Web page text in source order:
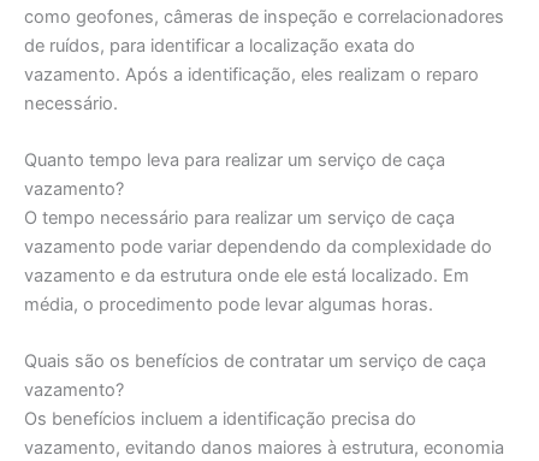
como geofones, câmeras de inspeção e correlacionadores
de ruídos, para identificar a localização exata do
vazamento. Após a identificação, eles realizam o reparo
necessário.
Quanto tempo leva para realizar um serviço de caça
vazamento?
O tempo necessário para realizar um serviço de caça
vazamento pode variar dependendo da complexidade do
vazamento e da estrutura onde ele está localizado. Em
média, o procedimento pode levar algumas horas.
Quais são os benefícios de contratar um serviço de caça
vazamento?
Os benefícios incluem a identificação precisa do
vazamento, evitando danos maiores à estrutura, economia